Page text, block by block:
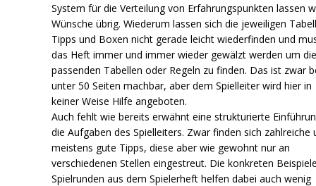
System für die Verteilung von Erfahrungspunkten lassen
Wünsche übrig. Wiederum lassen sich die jeweiligen
Tipps und Boxen nicht gerade leicht wiederfinden und
das Heft immer und immer wieder gewälzt werden um
passenden Tabellen oder Regeln zu finden. Das ist zwar
unter 50 Seiten machbar, aber dem Spielleiter wird hier in
keiner Weise Hilfe angeboten.
Auch fehlt wie bereits erwähnt eine strukturierte
die Aufgaben des Spielleiters. Zwar finden sich zahlreiche
meistens gute Tipps, diese aber wie gewohnt nur an
verschiedenen Stellen eingestreut. Die konkreten
Spielrunden aus dem Spielerheft helfen dabei auch wenig